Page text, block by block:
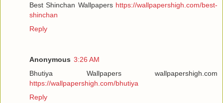
Best Shinchan Wallpapers https://wallpapershigh.com/best-
shinchan
Reply
Anonymous 3:26 AM
Bhutiya Wallpapers wallpapershigh.com
https://wallpapershigh.com/bhutiya
Reply